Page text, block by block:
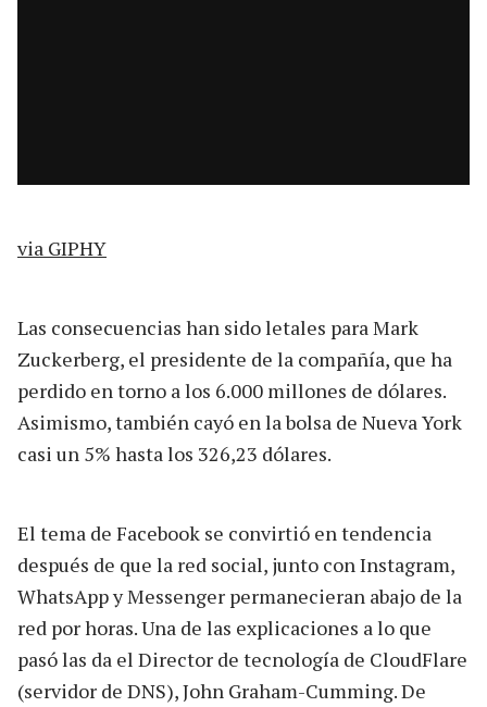
via GIPHY
Las consecuencias han sido letales para Mark
Zuckerberg, el presidente de la compañía, que ha
perdido en torno a los 6.000 millones de dólares.
Asimismo, también cayó en la bolsa de Nueva York
casi un 5% hasta los 326,23 dólares.
El tema de Facebook se convirtió en tendencia
después de que la red social, junto con Instagram,
WhatsApp y Messenger permanecieran abajo de la
red por horas. Una de las explicaciones a lo que
pasó las da el Director de tecnología de CloudFlare
(servidor de DNS), John Graham-Cumming. De